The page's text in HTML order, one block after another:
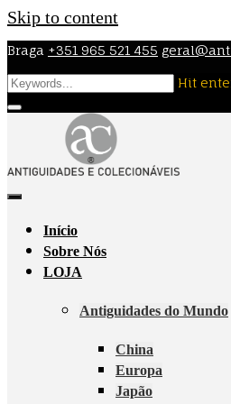
Skip to content
Braga +351 965 521 455
Hit
Início
Sobre Nós
LOJA
Antiguidades do Mundo
China
Europa
Japão